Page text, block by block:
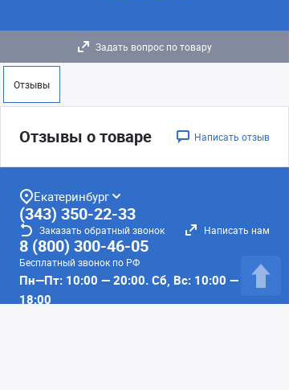
Задать вопрос по товару
Отзывы
Отзывы о товаре Написать отзыв
Екатеринбург
(343) 350-22-33
Заказать обратный звонок Написать нам
8 (800) 300-46-05
Бесплатный звонок по РФ
Пн—Пт: 10:00 — 20:00. Сб, Вс: 10:00 —
18:00